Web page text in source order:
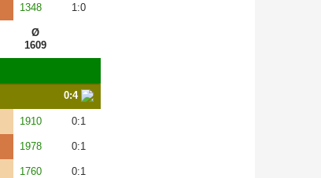
1348 1:0
Ø
1609
0:4
1910 0:1
1978 0:1
1760 0:1